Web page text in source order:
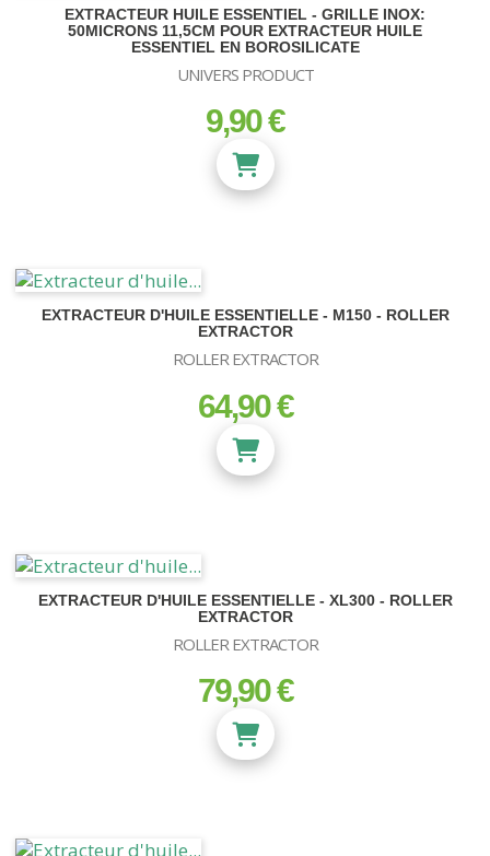
EXTRACTEUR HUILE ESSENTIEL - GRILLE INOX:
50MICRONS 11,5CM POUR EXTRACTEUR HUILE
ESSENTIEL EN BOROSILICATE
UNIVERS PRODUCT
prix
9,90 €
EXTRACTEUR D'HUILE ESSENTIELLE - M150 - ROLLER
EXTRACTOR
ROLLER EXTRACTOR
prix
64,90 €
EXTRACTEUR D'HUILE ESSENTIELLE - XL300 - ROLLER
EXTRACTOR
ROLLER EXTRACTOR
prix
79,90 €